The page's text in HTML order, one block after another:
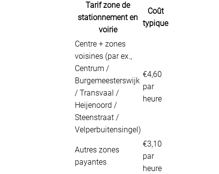
Tarif zone de
stationnement en
voirie
Coût
typique
Centre + zones
voisines (par ex.,
Centrum /
Burgemeesterswijk
/ Transvaal /
Heijenoord /
Steenstraat /
Velperbuitensingel)
€4,60
par
heure
Autres zones
payantes
€3,10
par
heure